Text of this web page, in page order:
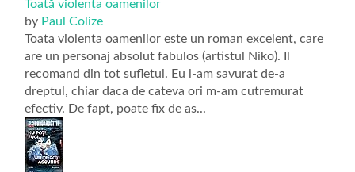
Toată violența oamenilor
by Paul Colize
Toata violenta oamenilor este un roman excelent, care
are un personaj absolut fabulos (artistul Niko). Il
recomand din tot sufletul. Eu l-am savurat de-a
dreptul, chiar daca de cateva ori m-am cutremurat
efectiv. De fapt, poate fix de as...